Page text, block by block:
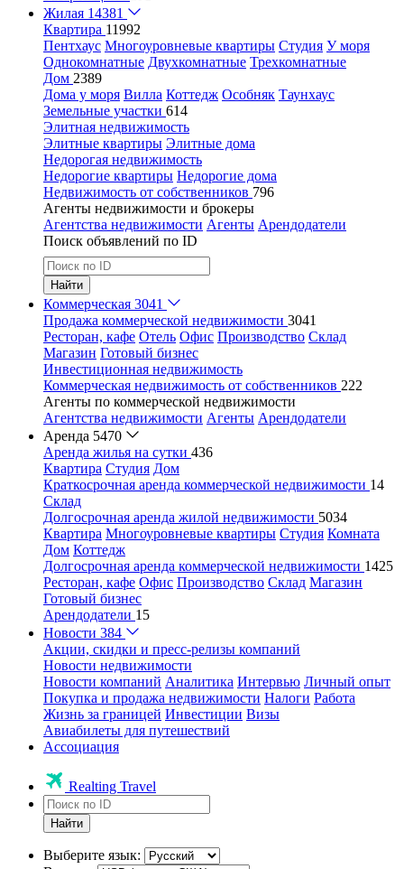
Жилая 14381
Квартира 11992
Пентхаус Многоуровневые квартиры Студия У моря
Однокомнатные Двухкомнатные Трехкомнатные
Дом 2389
Дома у моря Вилла Коттедж Особняк Таунхаус
Земельные участки 614
Элитная недвижимость
Элитные квартиры Элитные дома
Недорогая недвижимость
Недорогие квартиры Недорогие дома
Недвижимость от собственников 796
Агенты недвижимости и брокеры
Агентства недвижимости Агенты Арендодатели
Поиск объявлений по ID
Найти
Коммерческая 3041
Продажа коммерческой недвижимости 3041
Ресторан, кафе Отель Офис Производство Склад
Магазин Готовый бизнес
Инвестиционная недвижимость
Коммерческая недвижимость от собственников 222
Агенты по коммерческой недвижимости
Агентства недвижимости Агенты Арендодатели
Аренда 5470
Аренда жилья на сутки 436
Квартира Студия Дом
Краткосрочная аренда коммерческой недвижимости 14
Склад
Долгосрочная аренда жилой недвижимости 5034
Квартира Многоуровневые квартиры Студия Комната
Дом Коттедж
Долгосрочная аренда коммерческой недвижимости 1425
Ресторан, кафе Офис Производство Склад Магазин
Готовый бизнес
Арендодатели 15
Новости 384
Акции, скидки и пресс-релизы компаний
Новости недвижимости
Новости компаний Аналитика Интервью Личный опыт
Покупка и продажа недвижимости Налоги Работа
Жизнь за границей Инвестиции Визы
Авиабилеты для путешествий
Ассоциация
Realting Travel
Найти
Выберите язык: